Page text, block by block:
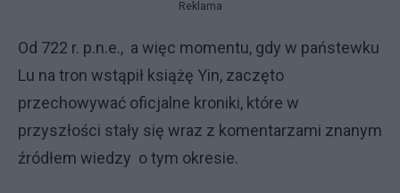
Reklama
Od 722 r. p.n.e., a więc momentu, gdy w państewku
Lu na tron wstąpił książę Yin, zaczęto
przechowywać oficjalne kroniki, które w
przyszłości stały się wraz z komentarzami znanym
źródłem wiedzy o tym okresie.